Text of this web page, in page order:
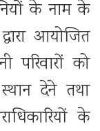
के नाम के
आयोजित
परिवारों को
देने तथा
के